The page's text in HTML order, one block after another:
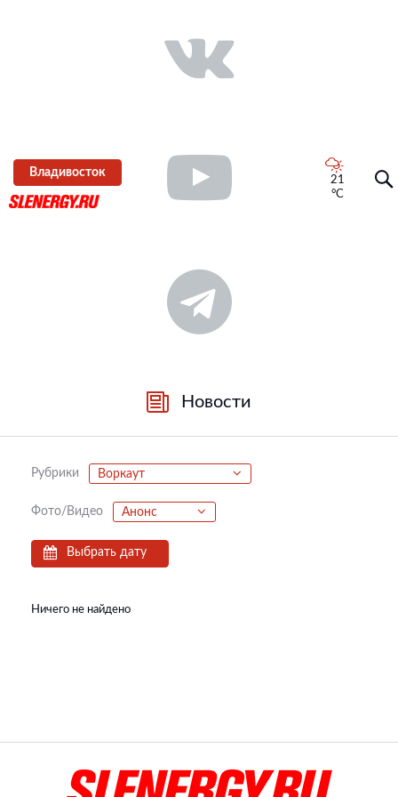
Владивосток
21
°C
Новости
Рубрики Воркаут
Фото/Видео Анонс
Выбрать дату
Ничего не найдено